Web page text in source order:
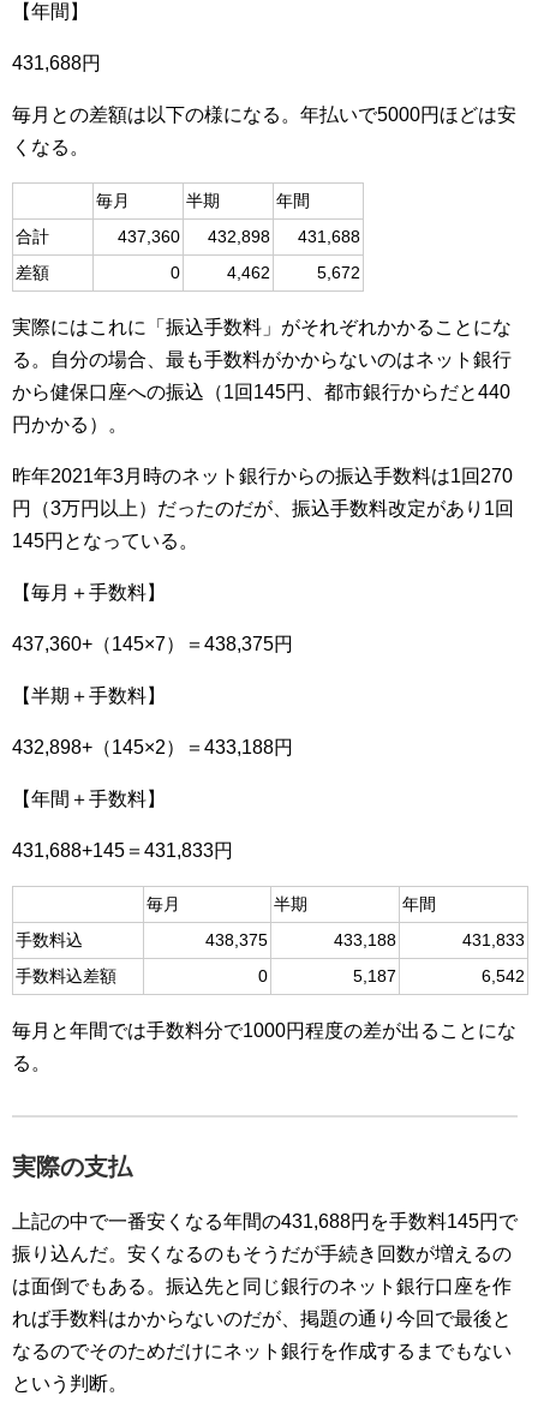
【年間】
431,688円
毎月との差額は以下の様になる。年払いで5000円ほどは安
くなる。
毎月 半期
年間
合計
437,360 432,898
431,688
差額
0 4,462 5,672
実際にはこれに「振込手数料」がそれぞれかかることにな
る。自分の場合、最も手数料がかからないのはネット銀行
から健保口座への振込（1回145円、都市銀行からだと440
円かかる）。
昨年2021年3月時のネット銀行からの振込手数料は1回270
円（3万円以上）だったのだが、振込手数料改定があり1回
145円となっている。
【毎月＋手数料】
437,360+（145×7）＝438,375円
【半期＋手数料】
432,898+（145×2）＝433,188円
【年間＋手数料】
431,688+145＝431,833円
毎月 半期
年間
手数料込
438,375 433,188
431,833
手数料込差額
0 5,187 6,542
毎月と年間では手数料分で1000円程度の差が出ることにな
る。
実際の支払
上記の中で一番安くなる年間の431,688円を手数料145円で
振り込んだ。安くなるのもそうだが手続き回数が増えるの
は面倒でもある。振込先と同じ銀行のネット銀行口座を作
れば手数料はかからないのだが、掲題の通り今回で最後と
なるのでそのためだけにネット銀行を作成するまでもない
という判断。